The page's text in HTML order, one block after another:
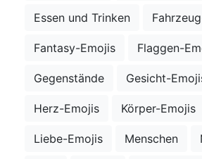
Essen und Trinken
Fantasy-Emojis Flaggen-
Gegenstände Gesicht-
Herz-Emojis Körper-Emojis
Liebe-Emojis Menschen